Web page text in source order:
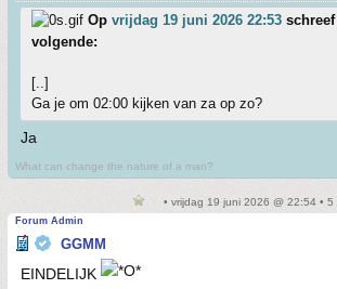
Op vrijdag 19 juni 2026 22:53 schreef
volgende:
[..]
Ga je om 02:00 kijken van za op zo?
Ja
What can change the nature of a man?
• vrijdag 19 juni 2026 @ 22:54 • 5
Forum Admin
GGMM
EINDELIJK